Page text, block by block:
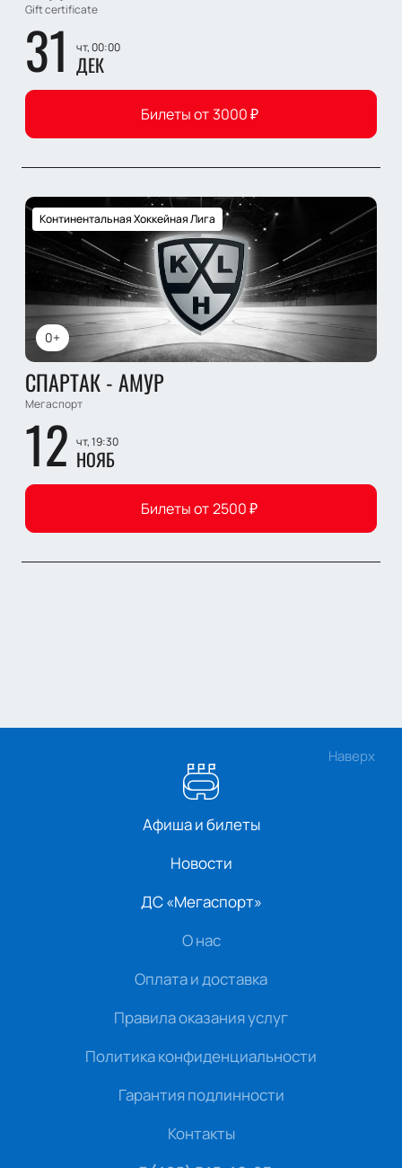
Gift certificate
31 чт, 00:00
ДЕК
Билеты от 3000₽
0+
Континентальная Хоккейная Лига
СПАРТАК - АМУР
Мегаспорт
12 чт, 19:30
НОЯБ
Билеты от2500₽
Наверх
Афиша и билеты
Новости
ДС «Мегаспорт»
О нас
Оплата и доставка
Правила оказания услуг
Политика конфиденциальности
Гарантия подлинности
Контакты